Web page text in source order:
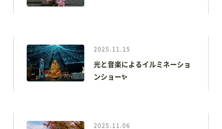
2025.11.15
光と音楽によるイルミネーショ
ンショー✨
2025.11.06
アオーレって？